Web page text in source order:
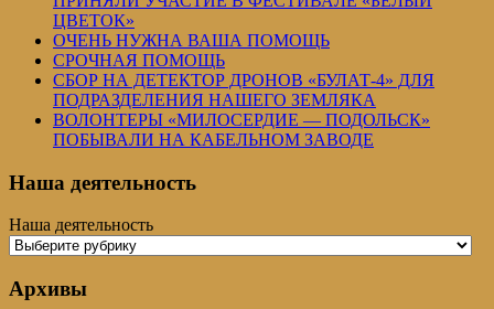
ЦВЕТОК»
ОЧЕНЬ НУЖНА ВАША ПОМОЩЬ
СРОЧНАЯ ПОМОЩЬ
СБОР НА ДЕТЕКТОР ДРОНОВ «БУЛАТ-4» ДЛЯ
ПОДРАЗДЕЛЕНИЯ НАШЕГО ЗЕМЛЯКА
ВОЛОНТЕРЫ «МИЛОСЕРДИЕ — ПОДОЛЬСК»
ПОБЫВАЛИ НА КАБЕЛЬНОМ ЗАВОДЕ
Наша деятельность
Наша деятельность
Архивы